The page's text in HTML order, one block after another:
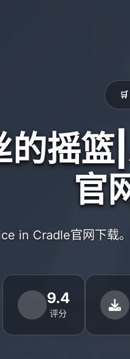
的摇
官
in Cradle官网下载
9.4
评分